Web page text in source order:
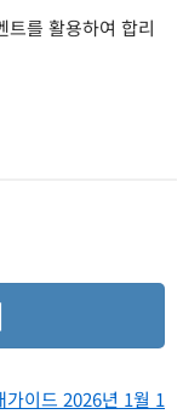
트를 활용하여 합리
이드 2026년 1월 1